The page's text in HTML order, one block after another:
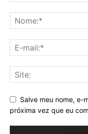
Salve meu nome, e-
próxima vez que eu